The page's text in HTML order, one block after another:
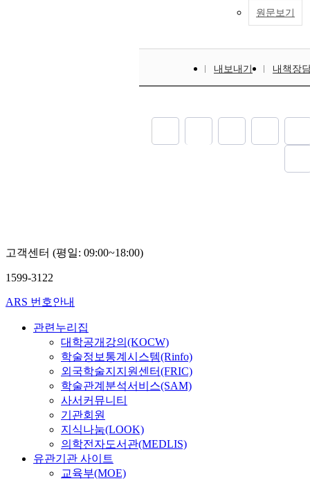
원문보기
내보내기 내책장
고객센터 (평일: 09:00~18:00)
1599-3122
ARS 번호안내
관련누리집
대학공개강의(KOCW)
학술정보통계시스템(Rinfo)
외국학술지지원센터(FRIC)
학술관계분석서비스(SAM)
사서커뮤니티
기관회원
지식나눔(LOOK)
의학전자도서관(MEDLIS)
유관기관 사이트
교육부(MOE)